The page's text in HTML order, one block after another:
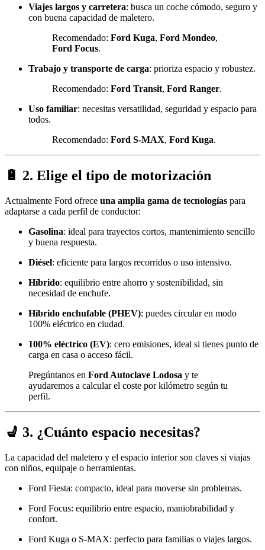
Viajes largos y carretera: busca un coche cómodo, seguro y
con buena capacidad de maletero.
Recomendado: Ford Kuga, Ford Mondeo,
Ford Focus.
Trabajo y transporte de carga: prioriza espacio y robustez.
Recomendado: Ford Transit, Ford Ranger.
Uso familiar: necesitas versatilidad, seguridad y espacio para
todos.
Recomendado: Ford S-MAX, Ford Kuga.
🔋 2. Elige el tipo de motorización
Actualmente Ford ofrece una amplia gama de tecnologías para
adaptarse a cada perfil de conductor:
Gasolina: ideal para trayectos cortos, mantenimiento sencillo
y buena respuesta.
Diésel: eficiente para largos recorridos o uso intensivo.
Híbrido: equilibrio entre ahorro y sostenibilidad, sin
necesidad de enchufe.
Híbrido enchufable (PHEV): puedes circular en modo
100% eléctrico en ciudad.
100% eléctrico (EV): cero emisiones, ideal si tienes punto de
carga en casa o acceso fácil.
Pregúntanos en Ford Autoclave Lodosa y te
ayudaremos a calcular el coste por kilómetro según tu
perfil.
💺 3. ¿Cuánto espacio necesitas?
La capacidad del maletero y el espacio interior son claves si viajas
con niños, equipaje o herramientas.
Ford Fiesta: compacto, ideal para moverse sin problemas.
Ford Focus: equilibrio entre espacio, maniobrabilidad y
confort.
Ford Kuga o S-MAX: perfecto para familias o viajes largos.